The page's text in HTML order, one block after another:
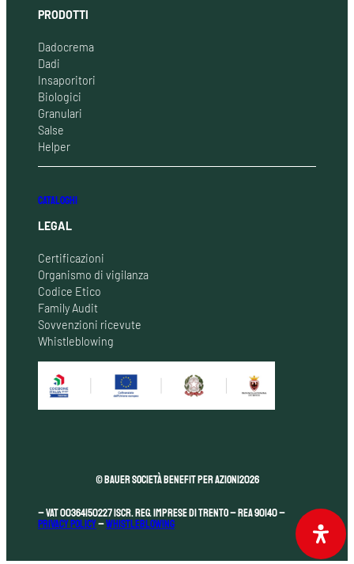
PRODOTTI
Dadocrema
Dadi
Insaporitori
Biologici
Granulari
Salse
Helper
CATALOGHI
LEGAL
Certificazioni
Organismo di vigilanza
Codice Etico
Family Audit
Sovvenzioni ricevute
Whistleblowing
© Bauer Società Benefit per Azioni2026
– VAT 00364150227 Iscr. Reg. Imprese di Trento – REA 90140 –
Privacy Policy–Whistleblowing